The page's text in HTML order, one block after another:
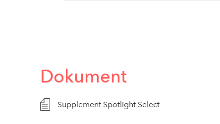
Dokument
Supplement Spotlight Select